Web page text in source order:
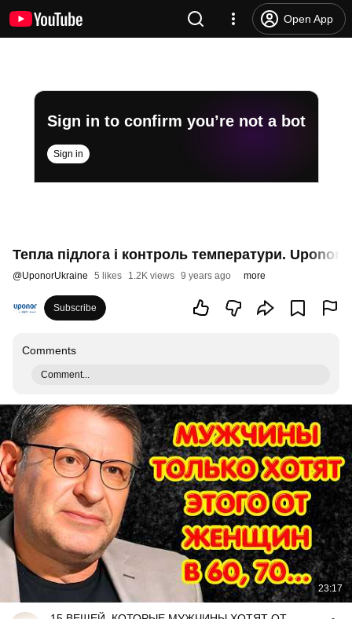
Open App
Sign in to confirm you’re not a bot
Sign in
Тепла підлога i контроль температури. Uponor
@UponorUkraine 5 likes 1.2K views 9 years ago more
Subscribe
Comments
Comment...
23:17